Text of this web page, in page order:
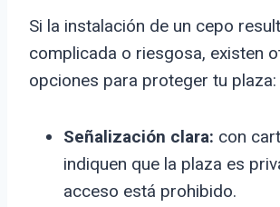
Si la instalación de un cepo
complicada o riesgosa, existen
opciones para proteger tu plaza:
Señalización clara: con
indiquen que la plaza es
acceso está prohibido.